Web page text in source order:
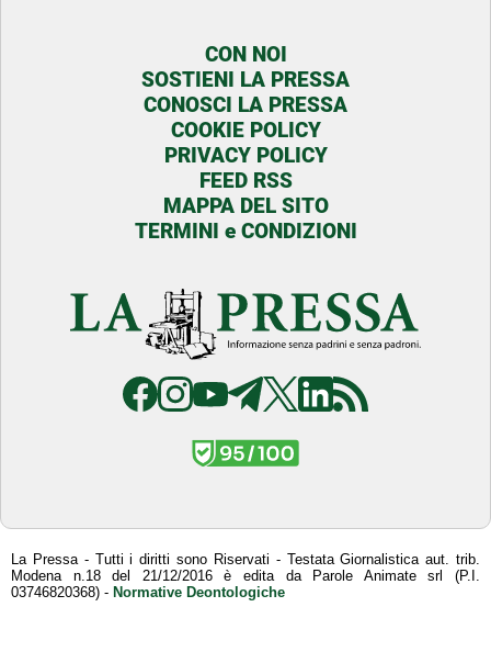
CON NOI
SOSTIENI LA PRESSA
CONOSCI LA PRESSA
COOKIE POLICY
PRIVACY POLICY
FEED RSS
MAPPA DEL SITO
TERMINI e CONDIZIONI
La Pressa - Tutti i diritti sono Riservati - Testata Giornalistica aut. trib.
Modena n.18 del 21/12/2016 è edita da Parole Animate srl (P.I.
03746820368) - Normative Deontologiche